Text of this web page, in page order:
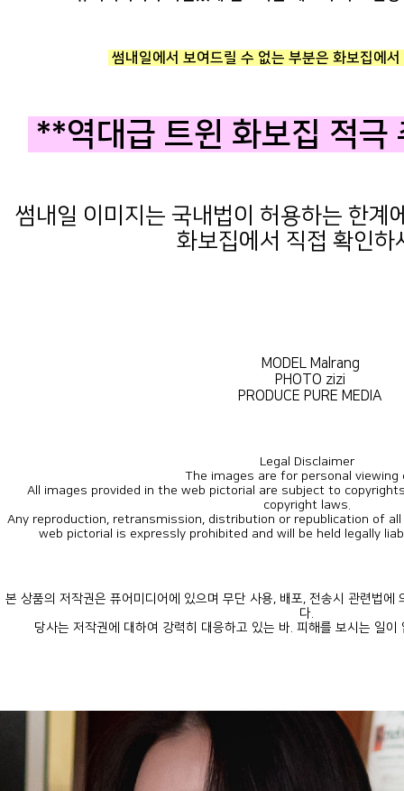
썸내일에서 보여드릴 수 없는 부분은 화보집에
**역대급 트윈 화보집 적극
썸내일 이미지는 국내법이 허용하는 한계
화보집에서 직접 확인하
MODEL Malrang
PHOTO zizi
PRODUCE PURE MEDIA
Legal Disclaimer
The images are for personal viewing
copyright laws.
web pictorial is expressly prohibited and will be held legally
다.
당사는 저작권에 대하여 강력히 대응하고 있는 바. 피해를 보시는 일